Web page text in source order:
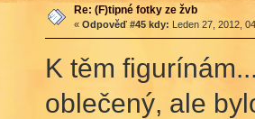
Re: (F)tipné fotky ze žvb
« Odpověď #45 kdy: Leden 27, 2012,
K těm
oblečený, ale